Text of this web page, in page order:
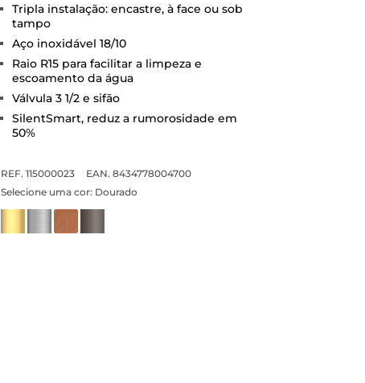
Tripla instalação: encastre, à face ou sob
tampo
Aço inoxidável 18/10
Raio R15 para facilitar a limpeza e
escoamento da água
Válvula 3 1/2 e sifão
SilentSmart, reduz a rumorosidade em
50%
REF. 115000023
EAN. 8434778004700
Selecione uma cor: Dourado